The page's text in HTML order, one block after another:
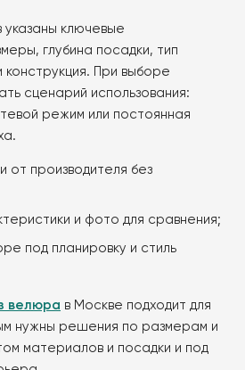
указаны ключевые
глубина посадки, тип
конструкция. При выборе
сценарий использования:
режим или постоянная
от производителя без
и фото для сравнения;
под планировку и стиль
велюра в Москве подходит для
нужны решения по размерам и
материалов и посадки и под